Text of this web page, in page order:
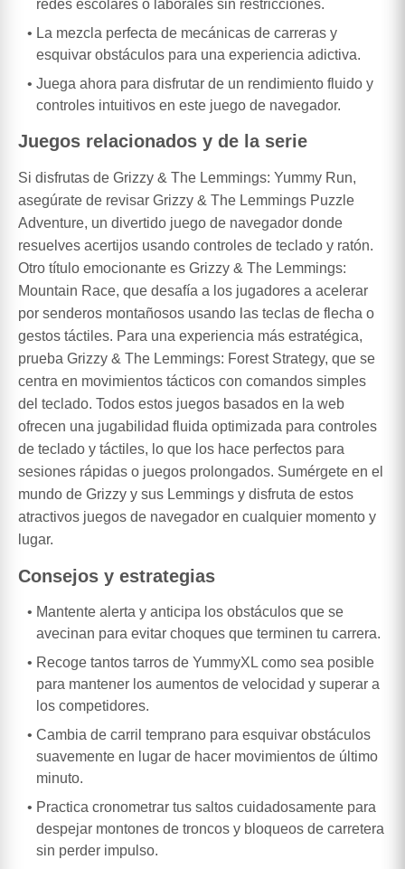
redes escolares o laborales sin restricciones.
La mezcla perfecta de mecánicas de carreras y
esquivar obstáculos para una experiencia adictiva.
Juega ahora para disfrutar de un rendimiento fluido y
controles intuitivos en este juego de navegador.
Juegos relacionados y de la serie
Si disfrutas de Grizzy & The Lemmings: Yummy Run,
asegúrate de revisar Grizzy & The Lemmings Puzzle
Adventure, un divertido juego de navegador donde
resuelves acertijos usando controles de teclado y ratón.
Otro título emocionante es Grizzy & The Lemmings:
Mountain Race, que desafía a los jugadores a acelerar
por senderos montañosos usando las teclas de flecha o
gestos táctiles. Para una experiencia más estratégica,
prueba Grizzy & The Lemmings: Forest Strategy, que se
centra en movimientos tácticos con comandos simples
del teclado. Todos estos juegos basados en la web
ofrecen una jugabilidad fluida optimizada para controles
de teclado y táctiles, lo que los hace perfectos para
sesiones rápidas o juegos prolongados. Sumérgete en el
mundo de Grizzy y sus Lemmings y disfruta de estos
atractivos juegos de navegador en cualquier momento y
lugar.
Consejos y estrategias
Mantente alerta y anticipa los obstáculos que se
avecinan para evitar choques que terminen tu carrera.
Recoge tantos tarros de YummyXL como sea posible
para mantener los aumentos de velocidad y superar a
los competidores.
Cambia de carril temprano para esquivar obstáculos
suavemente en lugar de hacer movimientos de último
minuto.
Practica cronometrar tus saltos cuidadosamente para
despejar montones de troncos y bloqueos de carretera
sin perder impulso.